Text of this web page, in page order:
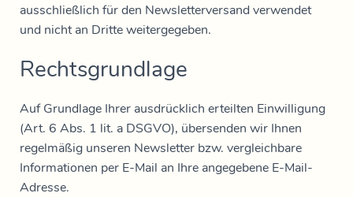
ausschließlich für den Newsletterversand verwendet
und nicht an Dritte weitergegeben.
Rechtsgrundlage
Auf Grundlage Ihrer ausdrücklich erteilten Einwilligung
(Art. 6 Abs. 1 lit. a DSGVO), übersenden wir Ihnen
regelmäßig unseren Newsletter bzw. vergleichbare
Informationen per E-Mail an Ihre angegebene E-Mail-
Adresse.